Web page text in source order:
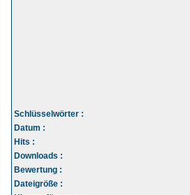
Schlüsselwörter :
Datum :
Hits :
Downloads :
Bewertung :
Dateigröße :